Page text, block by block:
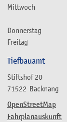
Mittwoch
Donnerstag
Freitag
Tiefbauamt
Stiftshof 20
71522 Backnang
OpenStreetMap
Fahrplanauskunft